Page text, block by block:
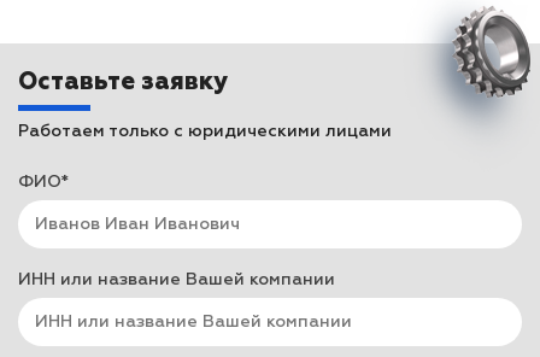
Оставьте заявку
Работаем только с юридическими лицами
ФИО*
ИНН или название Вашей компании